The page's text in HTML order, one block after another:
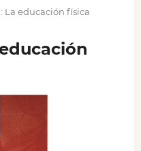
La educación física